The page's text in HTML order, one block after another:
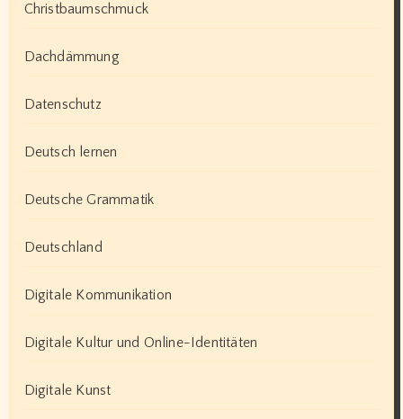
Christbaumschmuck
Dachdämmung
Datenschutz
Deutsch lernen
Deutsche Grammatik
Deutschland
Digitale Kommunikation
Digitale Kultur und Online-Identitäten
Digitale Kunst